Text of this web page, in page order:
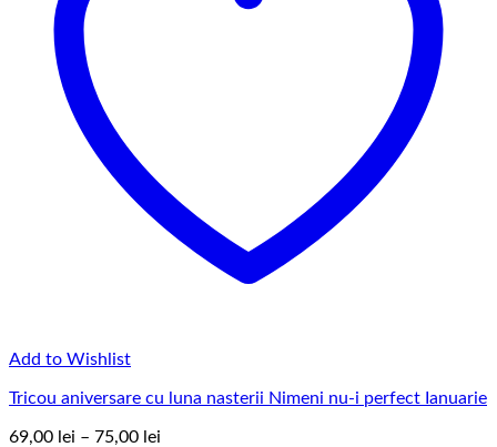
Add to Wishlist
Tricou aniversare cu luna nasterii Nimeni nu-i perfect Ianuarie
69,00 lei – 75,00 lei